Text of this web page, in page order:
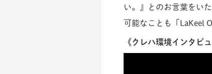
い。』とのお言葉をい
可能なことも「LaKeel
《クレハ環境インタビュ